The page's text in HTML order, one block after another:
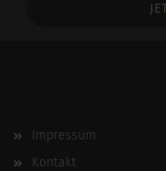
Impressum
Kontakt